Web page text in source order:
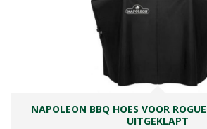
NAPOLEON BBQ HOES VOOR
UITGEKLAPT